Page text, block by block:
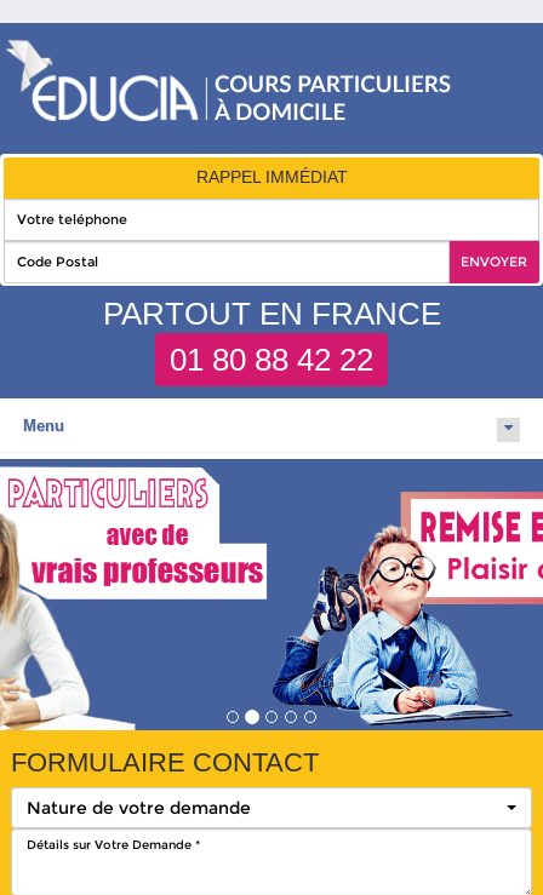
RAPPEL IMMÉDIAT
PARTOUT EN FRANCE
01 80 88 42 22
Menu
FORMULAIRE CONTACT
Nature de votre demande